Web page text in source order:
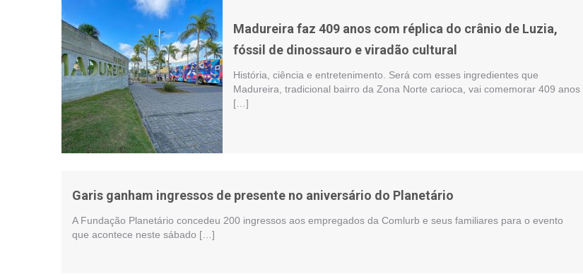
Madureira faz 409 anos com réplica do crânio de Luzia,
fóssil de dinossauro e viradão cultural
História, ciência e entretenimento. Será com esses ingredientes que
Madureira, tradicional bairro da Zona Norte carioca, vai comemorar 409 anos
[…]
Garis ganham ingressos de presente no aniversário do Planetário
A Fundação Planetário concedeu 200 ingressos aos empregados da Comlurb e seus familiares para o evento
que acontece neste sábado […]